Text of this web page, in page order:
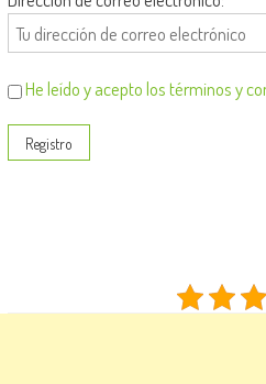
He leído y acepto los términos y